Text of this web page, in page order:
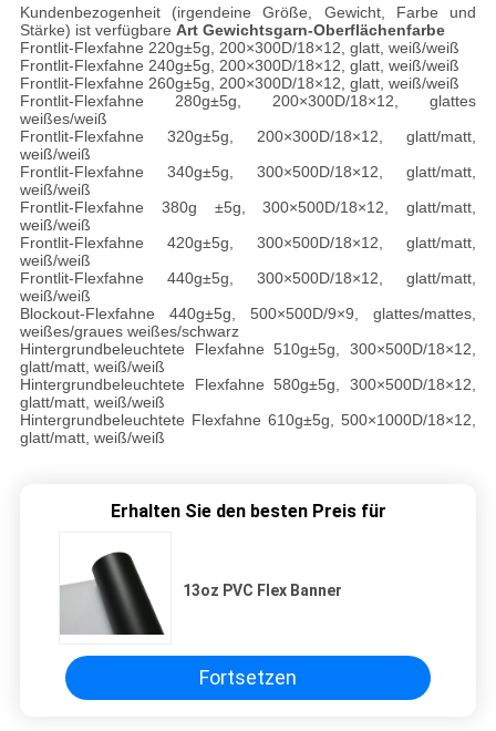
Kundenbezogenheit (irgendeine Größe, Gewicht, Farbe und
Stärke) ist verfügbare Art Gewichtsgarn-Oberflächenfarbe
Frontlit-Flexfahne 220g±5g, 200×300D/18×12, glatt, weiß/weiß
Frontlit-Flexfahne 240g±5g, 200×300D/18×12, glatt, weiß/weiß
Frontlit-Flexfahne 260g±5g, 200×300D/18×12, glatt, weiß/weiß
Frontlit-Flexfahne 280g±5g, 200×300D/18×12, glattes
weißes/weiß
Frontlit-Flexfahne 320g±5g, 200×300D/18×12, glatt/matt,
weiß/weiß
Frontlit-Flexfahne 340g±5g, 300×500D/18×12, glatt/matt,
weiß/weiß
Frontlit-Flexfahne 380g ±5g, 300×500D/18×12, glatt/matt,
weiß/weiß
Frontlit-Flexfahne 420g±5g, 300×500D/18×12, glatt/matt,
weiß/weiß
Frontlit-Flexfahne 440g±5g, 300×500D/18×12, glatt/matt,
weiß/weiß
Blockout-Flexfahne 440g±5g, 500×500D/9×9, glattes/mattes,
weißes/graues weißes/schwarz
Hintergrundbeleuchtete Flexfahne 510g±5g, 300×500D/18×12,
glatt/matt, weiß/weiß
Hintergrundbeleuchtete Flexfahne 580g±5g, 300×500D/18×12,
glatt/matt, weiß/weiß
Hintergrundbeleuchtete Flexfahne 610g±5g, 500×1000D/18×12,
glatt/matt, weiß/weiß
Erhalten Sie den besten Preis für
13oz PVC Flex Banner
Fortsetzen